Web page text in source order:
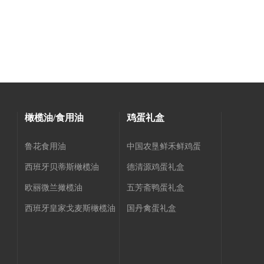
橄榄油/食用油
鲁花食用油
西班牙贝蒂斯橄榄油
欧丽微兰撖榄油
西班牙皇家戈麦斯橄榄油
鸡蛋礼盒
中国农垦鲜禾鲜鸡蛋
德清源鸡蛋礼盒
五芳斋鸭蛋礼盒
国丹禽蛋礼盒